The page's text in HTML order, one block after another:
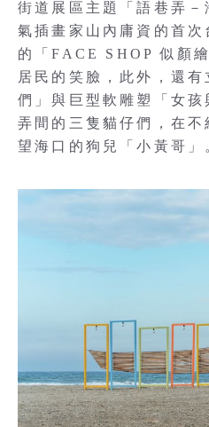
街道展區主題「語巷弄－
氣插畫家山內庸資的首次
的「FACE SHOP 似顏
居民的笑臉，此外，還
們」與巨型軟雕塑「女
弄間的三隻貓仔們，在
望海口的狗兒「小黃哥」